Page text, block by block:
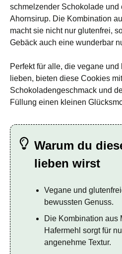
schmelzender Schokolade
Ahornsirup. Die Kombination
macht sie nicht nur glutenfrei,
Gebäck auch eine wunderbar
Perfekt für alle, die vegane
lieben, bieten diese Cookies
Schokoladengeschmack und
Füllung einen kleinen
Warum du
lieben wirst
Vegane und
bewussten Genuss.
Die Kombination aus
Hafermehl sorgt für
angenehme Textur.